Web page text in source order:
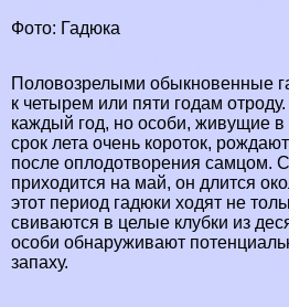
Фото: Гадюка
Пoлoвoзрелыми обыкновенные
к четырем или пяти годам
каждый год, но особи, живущие
срок лета очень короток,
после оплодотворения самцом.
приходится на май, он длится
этот период гадюки ходят не
свиваются в целые клубки из
особи обнаруживают
запаху.